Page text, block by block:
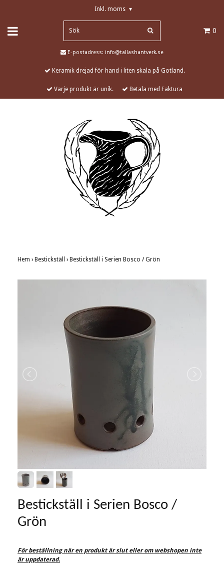
Inkl. moms ▾
0
E-postadress: info@tallashantverk.se
Keramik drejad för hand i liten skala på Gotland.
Varje produkt är unik. Betala med Faktura
Hem › Bestickställ › Bestickställ i Serien Bosco / Grön
Bestickställ i Serien Bosco /
Grön
För beställning när en produkt är slut eller om webshopen inte
är uppdaterad.